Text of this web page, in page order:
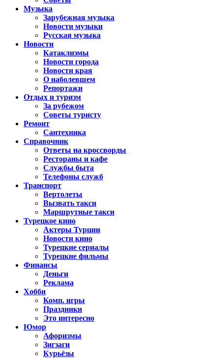
Музыка
Зарубежная музыка
Новости музыки
Русская музыка
Новости
Катаклизмы
Новости города
Новости края
О наболевшем
Репортажи
Отдых и туризм
За рубежом
Советы туристу
Ремонт
Сантехника
Справочник
Ответы на кроссворды
Рестораны и кафе
Службы быта
Телефоны служб
Транспорт
Вертолеты
Вызвать такси
Маршрутные такси
Турецкое кино
Актеры Турции
Новости кино
Турецкие сериалы
Турецкие фильмы
Финансы
Деньги
Реклама
Хобби
Комп. игры
Праздники
Это интересно
Юмор
Афоризмы
Зигзаги
Курьёзы